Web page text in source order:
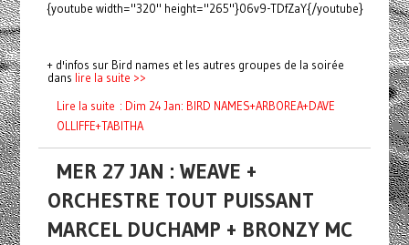
{youtube width="320" height="265"}06v9-TDfZaY{/youtube}
+ d'infos sur Bird names et les autres groupes de la soirée
dans lire la suite >>
Lire la suite : Dim 24 Jan: BIRD NAMES+ARBOREA+DAVE
OLLIFFE+TABITHA
MER 27 JAN : WEAVE +
ORCHESTRE TOUT PUISSANT
MARCEL DUCHAMP + BRONZY MC